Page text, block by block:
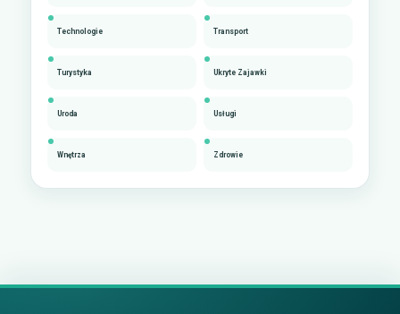
Technologie Transport
Turystyka Ukryte Zajawki
Uroda Usługi
Wnętrza Zdrowie